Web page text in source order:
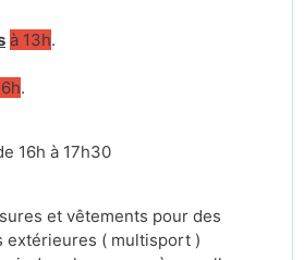
à 13h.
.
16h à 17h30
et vêtements pour des
extérieures ( multisport )